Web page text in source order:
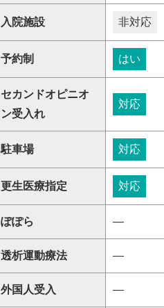
入院施設 非対応
予約制 はい
セカンドオピニオ
ン受入れ
対応
駐車場 対応
更生医療指定 対応
ぽぽら ―
透析運動療法 ―
外国人受入 ―